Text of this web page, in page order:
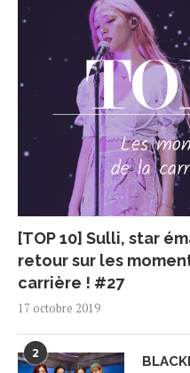
[TOP 10] Sulli, star
retour sur les
carrière ! #27
17 octobre 2019
2